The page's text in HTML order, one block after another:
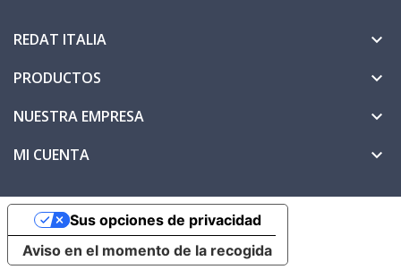
REDAT ITALIA 
PRODUCTOS 
NUESTRA EMPRESA 
MI CUENTA 
Aviso en el momento de la recogida
Sus opciones de privacidad